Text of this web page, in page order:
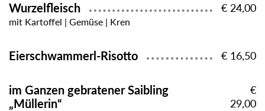
Wurzelfleisch € 24,00
mit Kartoffel | Gemüse | Kren
Eierschwammerl-Risotto € 16,50
im Ganzen gebratener Saibling
„Müllerin“
€
29,00